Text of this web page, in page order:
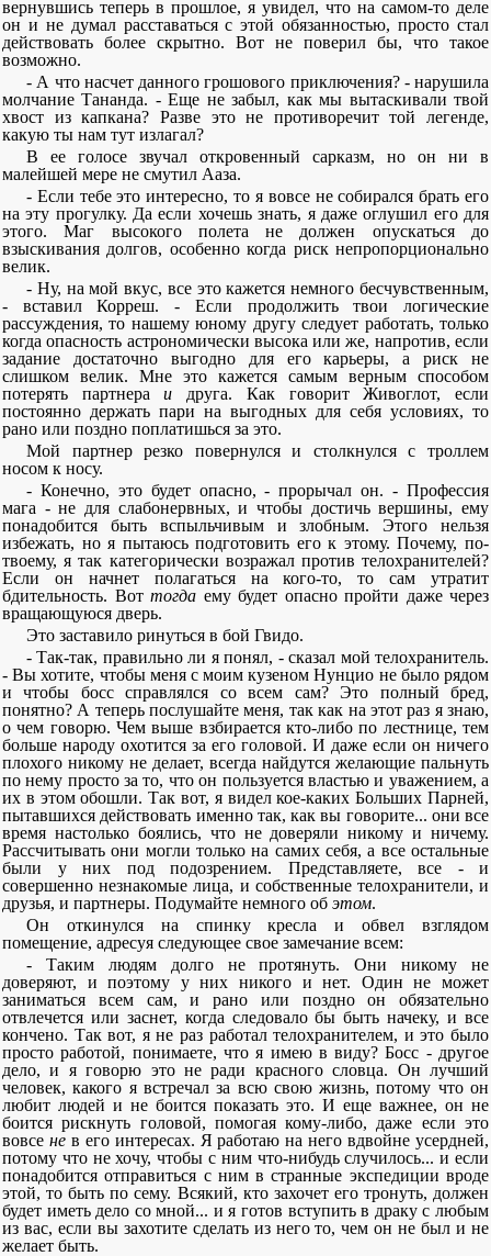
вернувшись теперь в прошлое, я увидел, что на самом-то деле
он и не думал расставаться с этой обязанностью, просто стал
действовать более скрытно. Вот не поверил бы, что такое
возможно.
- А что насчет данного грошового приключения? - нарушила
молчание Тананда. - Еще не забыл, как мы вытаскивали твой
хвост из капкана? Разве это не противоречит той легенде,
какую ты нам тут излагал?
В ее голосе звучал откровенный сарказм, но он ни в
малейшей мере не смутил Ааза.
- Если тебе это интересно, то я вовсе не собирался брать его
на эту прогулку. Да если хочешь знать, я даже оглушил его для
этого. Маг высокого полета не должен опускаться до
взыскивания долгов, особенно когда риск непропорционально
велик.
- Ну, на мой вкус, все это кажется немного бесчувственным,
- вставил Корреш. - Если продолжить твои логические
рассуждения, то нашему юному другу следует работать, только
когда опасность астрономически высока или же, напротив, если
задание достаточно выгодно для его карьеры, а риск не
слишком велик. Мне это кажется самым верным способом
потерять партнераи друга. Как говорит Живоглот, если
постоянно держать пари на выгодных для себя условиях, то
рано или поздно поплатишься за это.
Мой партнер резко повернулся и столкнулся с троллем
носом к носу.
- Конечно, это будет опасно, - прорычал он. - Профессия
мага - не для слабонервных, и чтобы достичь вершины, ему
понадобится быть вспыльчивым и злобным. Этого нельзя
избежать, но я пытаюсь подготовить его к этому. Почему, по-
твоему, я так категорически возражал против телохранителей?
Если он начнет полагаться на кого-то, то сам утратит
бдительность. Вот тогда ему будет опасно пройти даже через
вращающуюся дверь.
Это заставило ринуться в бой Гвидо.
- Так-так, правильно ли я понял, - сказал мой телохранитель.
- Вы хотите, чтобы меня с моим кузеном Нунцио не было рядом
и чтобы босс справлялся со всем сам? Это полный бред,
понятно? А теперь послушайте меня, так как на этот раз я знаю,
о чем говорю. Чем выше взбирается кто-либо по лестнице, тем
больше народу охотится за его головой. И даже если он ничего
плохого никому не делает, всегда найдутся желающие пальнуть
по нему просто за то, что он пользуется властью и уважением, а
их в этом обошли. Так вот, я видел кое-каких Больших Парней,
пытавшихся действовать именно так, как вы говорите... они все
время настолько боялись, что не доверяли никому и ничему.
Рассчитывать они могли только на самих себя, а все остальные
были у них под подозрением. Представляете, все - и
совершенно незнакомые лица, и собственные телохранители, и
друзья, и партнеры. Подумайте немного об этом.
Он откинулся на спинку кресла и обвел взглядом
помещение, адресуя следующее свое замечание всем:
- Таким людям долго не протянуть. Они никому не
доверяют, и поэтому у них никого и нет. Один не может
заниматься всем сам, и рано или поздно он обязательно
отвлечется или заснет, когда следовало бы быть начеку, и все
кончено. Так вот, я не раз работал телохранителем, и это было
просто работой, понимаете, что я имею в виду? Босс - другое
дело, и я говорю это не ради красного словца. Он лучший
человек, какого я встречал за всю свою жизнь, потому что он
любит людей и не боится показать это. И еще важнее, он не
боится рискнуть головой, помогая кому-либо, даже если это
вовсе нев его интересах. Я работаю на него вдвойне усердней,
потому что не хочу, чтобы с ним что-нибудь случилось... и если
понадобится отправиться с ним в странные экспедиции вроде
этой, то быть по сему. Всякий, кто захочет его тронуть, должен
будет иметь дело со мной... и я готов вступить в драку с любым
из вас, если вы захотите сделать из него то, чем он не был и не
желает быть.